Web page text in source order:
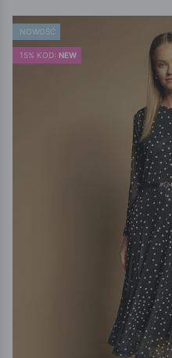
NOWOŚĆ
15% KOD: NEW